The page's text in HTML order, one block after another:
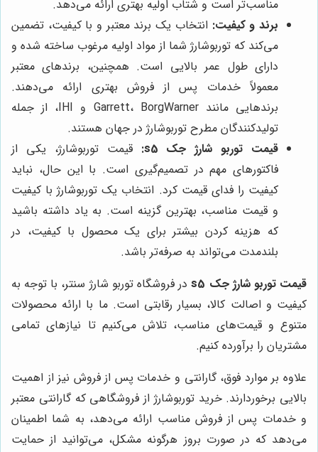
مناسب‌تر است و شتاب اولیه بهتری ارائه می‌دهد.
برند و کیفیت: انتخاب یک برند معتبر و با کیفیت، تضمین
می‌کند که توربوشارژ شما از مواد اولیه مرغوب ساخته شده و
دارای طول عمر بالایی است. همچنین، برندهای معتبر
معمولاً خدمات پس از فروش بهتری ارائه می‌دهند.
برندهایی مانند Garrett، BorgWarner و IHI، از جمله
تولیدکنندگان مطرح توربوشارژ در جهان هستند.
قیمت توربو شارژ جک s5:
قیمت توربوشارژ، یکی از
فاکتورهای مهم در تصمیم‌گیری است. با این حال، نباید
کیفیت را فدای قیمت کرد. انتخاب یک توربوشارژ با کیفیت
و قیمت مناسب، بهترین گزینه است. به یاد داشته باشید
که هزینه کردن بیشتر برای یک محصول با کیفیت، در
بلندمدت می‌تواند به صرفه‌تر باشد.
قیمت توربو شارژ جک s5
در فروشگاه توربو شارژ سنتر، با توجه به
کیفیت و اصالت کالا، بسیار رقابتی است. ما با ارائه محصولات
متنوع و قیمت‌های مناسب، تلاش می‌کنیم تا نیازهای تمامی
مشتریان را برآورده کنیم.
علاوه بر موارد فوق، گارانتی و خدمات پس از فروش نیز از اهمیت
بالایی برخوردارند. خرید توربوشارژ از فروشگاهی که گارانتی معتبر
و خدمات پس از فروش مناسب ارائه می‌دهد، به شما اطمینان
می‌دهد که در صورت بروز هرگونه مشکل، می‌توانید از حمایت